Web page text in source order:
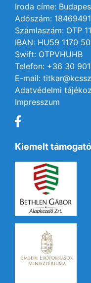
Iroda címe:
Adószám:
Számlaszám: OTP
IBAN: HU59 1170
Swift: OTPVHUHB
Telefon: +36 30
E-mail:
Adatvédelmi
Impresszum
Kiemelt